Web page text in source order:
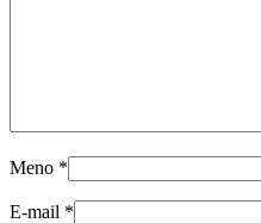
Meno *
E-mail *